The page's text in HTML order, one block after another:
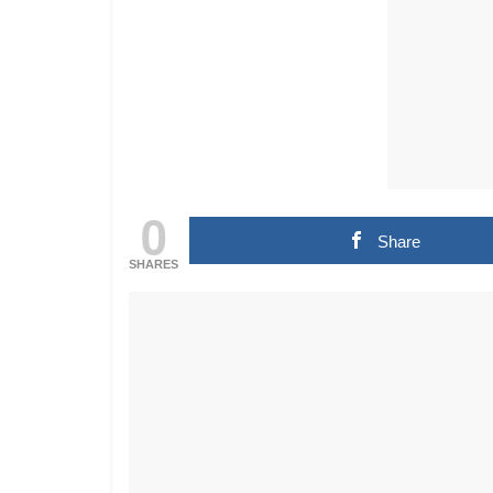
0
SHARES
Share